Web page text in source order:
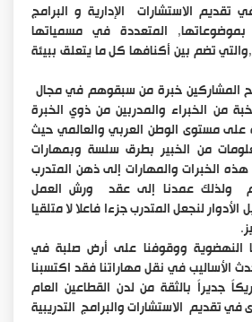
الاستشارات الإدارية و البرامج
بموضوعاتها, المتعددة في مسمياتها
تضم بين أكنافها كل ما يتعلق ببيئة
المشاركين خبرة من سبقوهم في مجال
من الخبراء والمدربين من ذوي الخبرة
على مستوى الوطن العربي والعالمي حيث
من الخبير بطرق سلسة وبمهارات
هذه الخبرات والمهارات إلى ذهن المتدرب
ولذلك عمدنا إلى عقد ورش العمل
الأدوار لنجعل المتدرب جزءا فاعلا لا متلقيا
النهضوية ووقوفنا على أرض صلبة في
الأساليب في نقل مهاراتنا فقد اكتسبنا
جديراً بالثقة من لدن القطاعين العام
في تقديم الاستشارات والبرامج التدريبية